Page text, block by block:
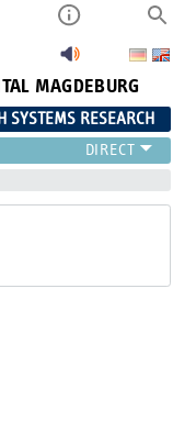
MAGDEBURG
SYSTEMS RESEARCH